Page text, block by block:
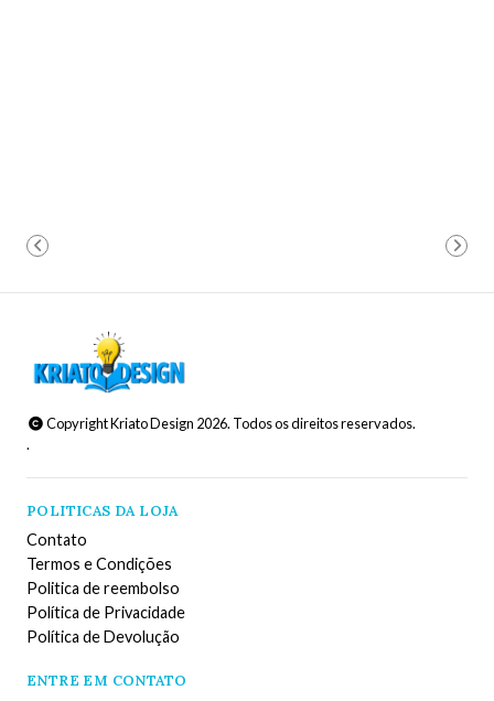
Copyright Kriato Design 2026. Todos os direitos reservados.
.
POLITICAS DA LOJA
Contato
Termos e Condições
Politica de reembolso
Política de Privacidade
Política de Devolução
ENTRE EM CONTATO